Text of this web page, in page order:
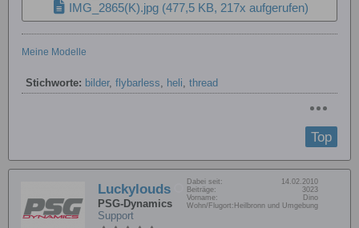
IMG_2865(K).jpg (477,5 KB, 217x aufgerufen)
Meine Modelle
Stichworte: bilder, flybarless, heli, thread
Top
Luckylouds
PSG-Dynamics
Support
Dabei seit:
14.02.2010
Beiträge:
3023
Vorname:
Dino
Wohn/Flugort: Heilbronn und Umgebung